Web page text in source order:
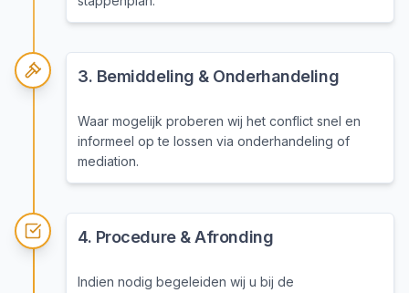
3. Bemiddeling & Onderhandeling
Waar mogelijk proberen wij het conflict snel en
informeel op te lossen via onderhandeling of
mediation.
4. Procedure & Afronding
Indien nodig begeleiden wij u bij de